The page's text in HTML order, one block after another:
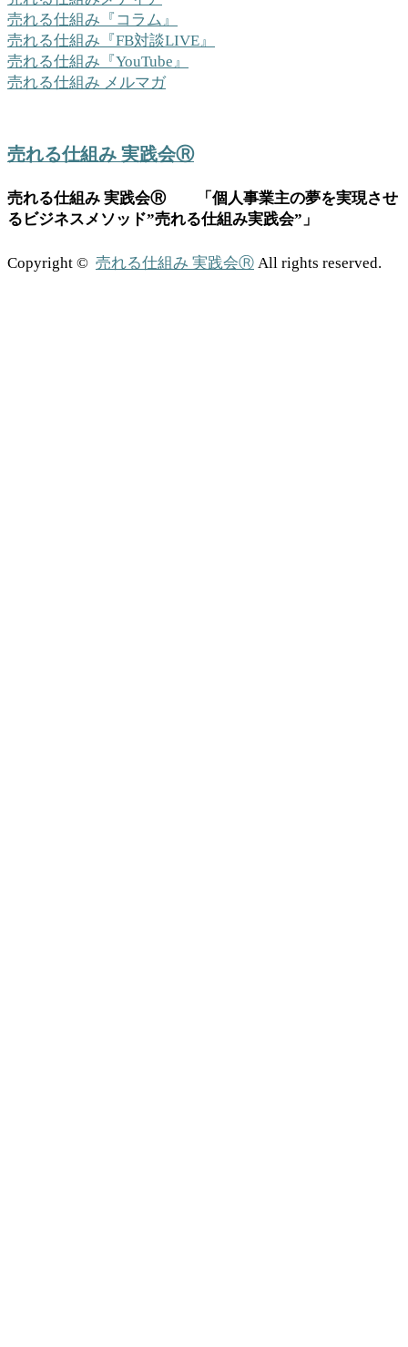
売れる仕組み『コラム』
売れる仕組み『FB対談LIVE』
売れる仕組み『YouTube』
売れる仕組み メルマガ
売れる仕組み 実践会Ⓡ
売れる仕組み 実践会Ⓡ 「個人事業主の夢を実現させ
るビジネスメソッド”売れる仕組み実践会”」
Copyright © 売れる仕組み 実践会Ⓡ All rights reserved.